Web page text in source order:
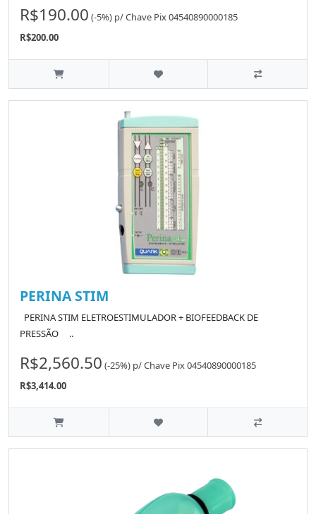
R$190.00 (-5%) p/Chave Pix 04540890000185
R$200.00
PERINA STIM
PERINA STIM ELETROESTIMULADOR + BIOFEEDBACK DE
PRESSÃO ..
R$2,560.50 (-25%) p/Chave Pix 04540890000185
R$3,414.00